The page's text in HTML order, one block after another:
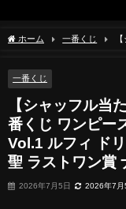
ホーム 一番くじ
一番くじ
【シャッフル当
番くじ ワンピー
Vol.1 ルフィ ド
聖 ラストワン賞
2026年7月5日 2026年7月